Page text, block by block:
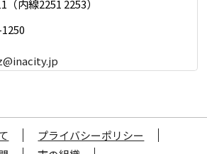
内線2251 2253）
プライバシーポリシー